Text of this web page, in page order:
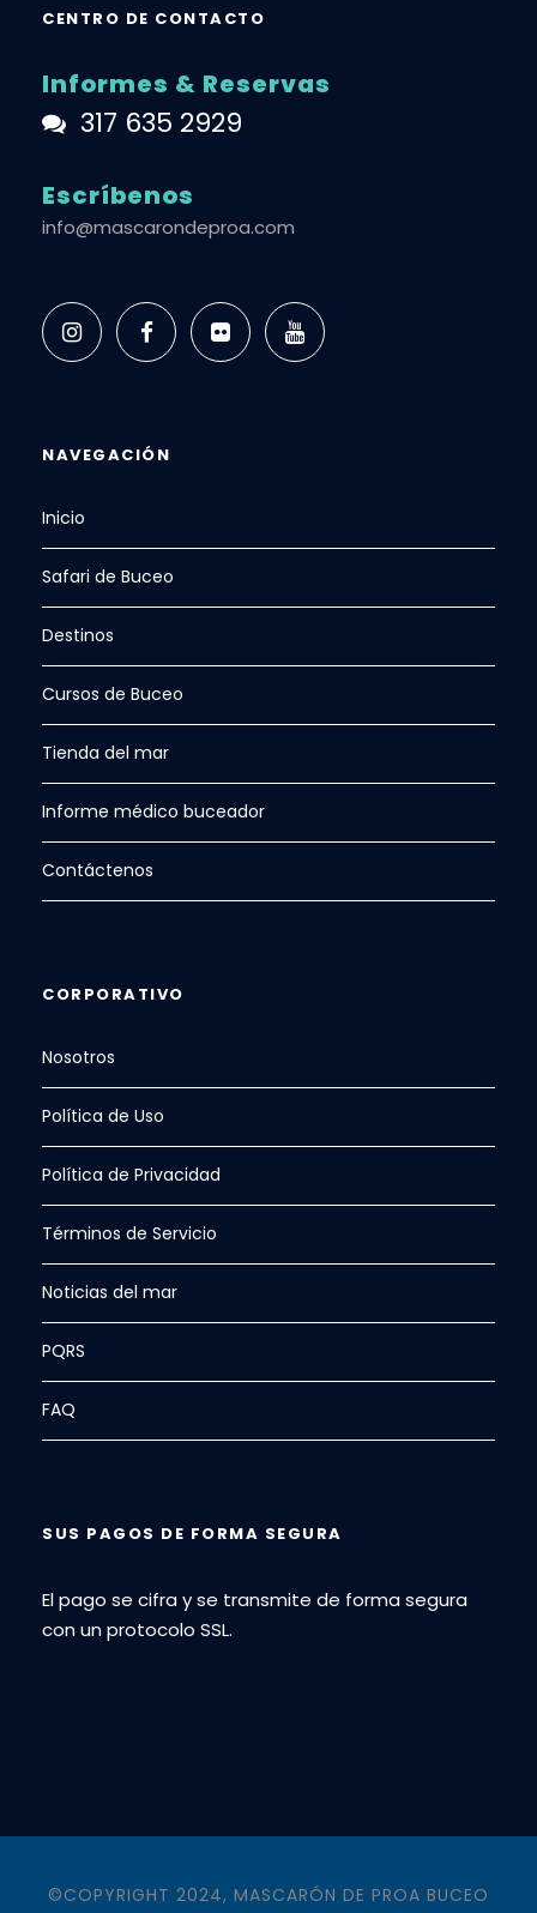
CENTRO DE CONTACTO
Informes & Reservas
317 635 2929
Escríbenos
info@mascarondeproa.com
NAVEGACIÓN
Inicio
Safari de Buceo
Destinos
Cursos de Buceo
Tienda del mar
Informe médico buceador
Contáctenos
CORPORATIVO
Nosotros
Política de Uso
Política de Privacidad
Términos de Servicio
Noticias del mar
PQRS
FAQ
SUS PAGOS DE FORMA SEGURA
El pago se cifra y se transmite de forma segura
con un protocolo SSL.
©COPYRIGHT 2024, MASCARÓN DE PROA BUCEO